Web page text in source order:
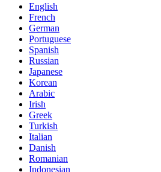
English
French
German
Portuguese
Spanish
Russian
Japanese
Korean
Arabic
Irish
Greek
Turkish
Italian
Danish
Romanian
Indonesian